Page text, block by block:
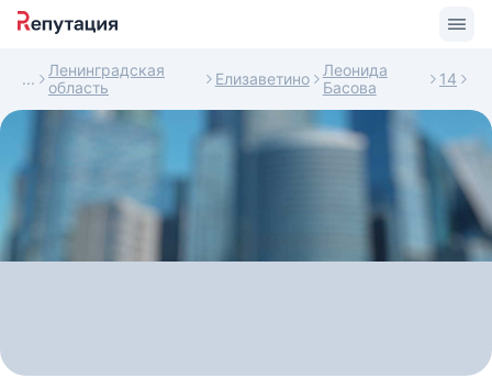
Ленинградская
область
Елизаветино
Леонида
Басова
14